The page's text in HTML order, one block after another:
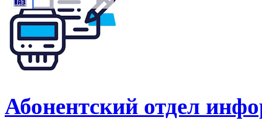
Абонентский отдел